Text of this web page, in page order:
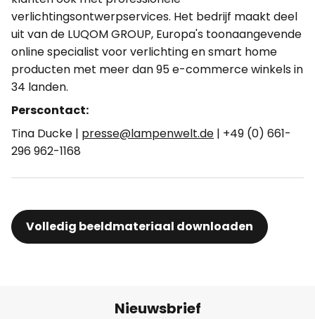
verlichtingsontwerpservices. Het bedrijf maakt deel
uit van de LUQOM GROUP, Europa's toonaangevende
online specialist voor verlichting en smart home
producten met meer dan 95 e-commerce winkels in
34 landen.
Perscontact:
Tina Ducke | presse@lampenwelt.de | +49 (0) 661-
296 962-1168
Volledig beeldmateriaal downloaden
Nieuwsbrief